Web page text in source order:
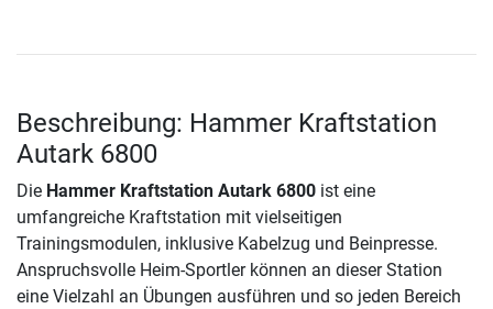
Beschreibung: Hammer Kraftstation
Autark 6800
Die Hammer Kraftstation Autark 6800 ist eine
umfangreiche Kraftstation mit vielseitigen
Trainingsmodulen, inklusive Kabelzug und Beinpresse.
Anspruchsvolle Heim-Sportler können an dieser Station
eine Vielzahl an Übungen ausführen und so jeden Bereich